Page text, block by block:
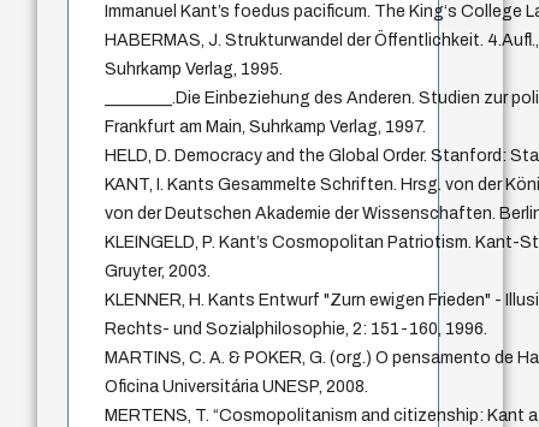
Immanuel Kant’s foedus pacificum. The King‘s College
HABERMAS, J. Strukturwandel der Öffentlichkeit.
Suhrkamp Verlag, 1995.
________.Die Einbeziehung des Anderen. Studien zur
Frankfurt am Main, Suhrkamp Verlag, 1997.
HELD, D. Democracy and the Global Order. Stanford:
KANT, I. Kants Gesammelte Schriften. Hrsg. von der
von der Deutschen Akademie der Wissenschaften.
KLEINGELD, P. Kant’s Cosmopolitan Patriotism. Kant-
Gruyter, 2003.
KLENNER, H. Kants Entwurf "Zurn ewigen Frieden" -
Rechts- und Sozialphilosophie, 2: 151-160, 1996.
MARTINS, C. A. & POKER, G. (org.) O pensamento de
Oficina Universitária UNESP, 2008.
MERTENS, T. “Cosmopolitanism and citizenship: Kant